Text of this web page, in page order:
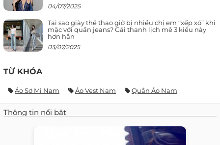
04/07/2025
Tại sao giày thể thao giờ bị nhiều chị em “xếp xó” khi
mặc với quần jeans? Gái thanh lịch mê 3 kiểu này
hơn hẳn
03/07/2025
TỪ KHÓA
Áo Sơ Mi Nam Áo Vest Nam Quần Áo Nam
Thông tin nổi bật